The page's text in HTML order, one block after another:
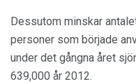
Dessutom minskar
personer som började
under det gångna året
639,000 år 2012.